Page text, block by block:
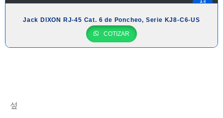
Jack DIXON RJ-45 Cat. 6 de Poncheo, Serie KJ8-C6-US
COTIZAR